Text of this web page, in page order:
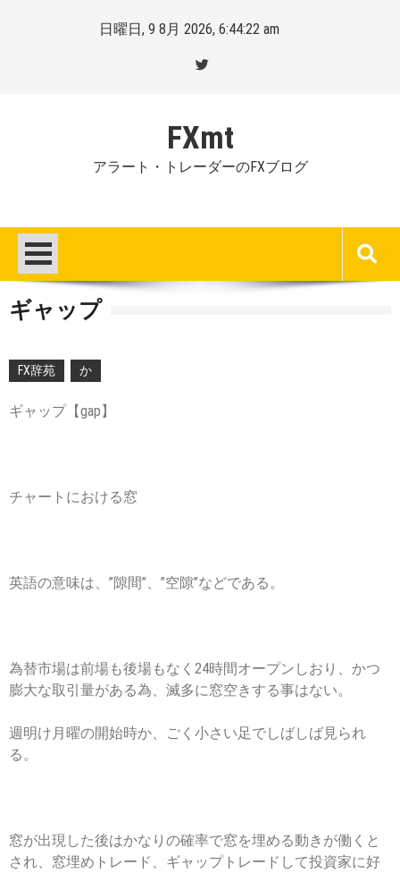
日曜日, 9 8月 2026, 6:44:23 am
FXmt
アラート・トレーダーのFXブログ
ギャップ
Posted
on
By
Mt.
FX辞苑 か
ギャップ【gap】
チャートにおける窓
英語の意味は、”隙間”、”空隙”などである。
為替市場は前場も後場もなく24時間オープンしおり、かつ
膨大な取引量がある為、滅多に窓空きする事はない。
週明け月曜の開始時か、ごく小さい足でしばしば見られ
る。
窓が出現した後はかなりの確率で窓を埋める動きが働くと
され、窓埋めトレード、ギャップトレードして投資家に好